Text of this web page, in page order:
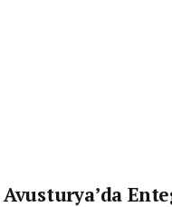
Avusturya’da